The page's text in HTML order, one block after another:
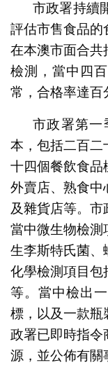
今年第一季在本澳
市政署持續
評估市售食品的
在本澳市面合共
檢測，當中四
常，合格率達百
市政署第一
本，包括二百二
十四個餐飲食品
外賣店、熟食中
及雜貨店等。市
當中微生物檢測
生李斯特氏菌、
化學檢測項目包
等。當中檢出
標，以及一款瓶
政署已即時指令
源，並公佈有關